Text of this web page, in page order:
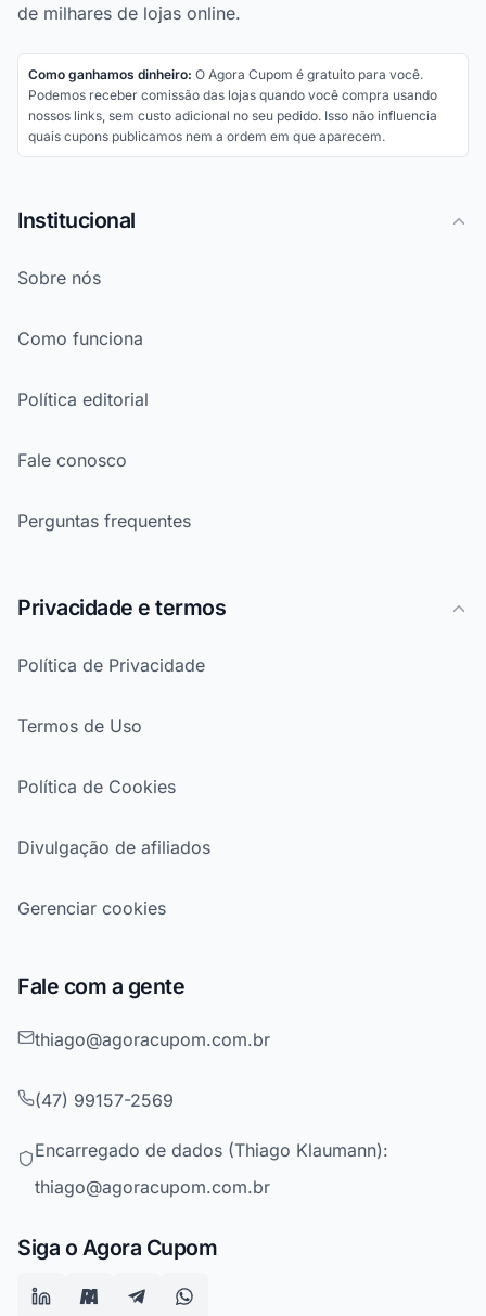
de milhares de lojas online.
Como ganhamos dinheiro: O Agora Cupom é gratuito para você.
Podemos receber comissão das lojas quando você compra usando
nossos links, sem custo adicional no seu pedido. Isso não influencia
quais cupons publicamos nem a ordem em que aparecem.
Institucional
Sobre nós
Como funciona
Política editorial
Fale conosco
Perguntas frequentes
Privacidade e termos
Política de Privacidade
Termos de Uso
Política de Cookies
Divulgação de afiliados
Gerenciar cookies
Fale com a gente
thiago@agoracupom.com.br
(47) 99157-2569
Encarregado de dados (Thiago Klaumann):
thiago@agoracupom.com.br
Siga o Agora Cupom